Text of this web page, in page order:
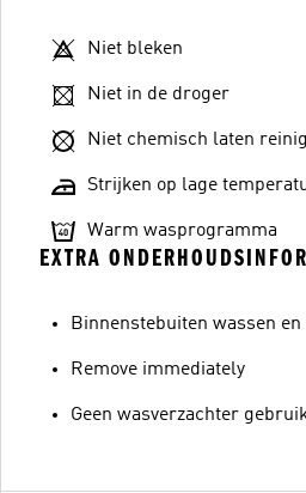
Niet bleken
Niet in de droger
Niet chemisch laten
Strijken op lage
Warm wasprogramma
EXTRA
Binnenstebuiten wassen
Remove immediately
Geen wasverzachter